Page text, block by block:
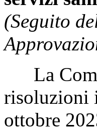
(Seguito
La
risoluzioni
ottobre